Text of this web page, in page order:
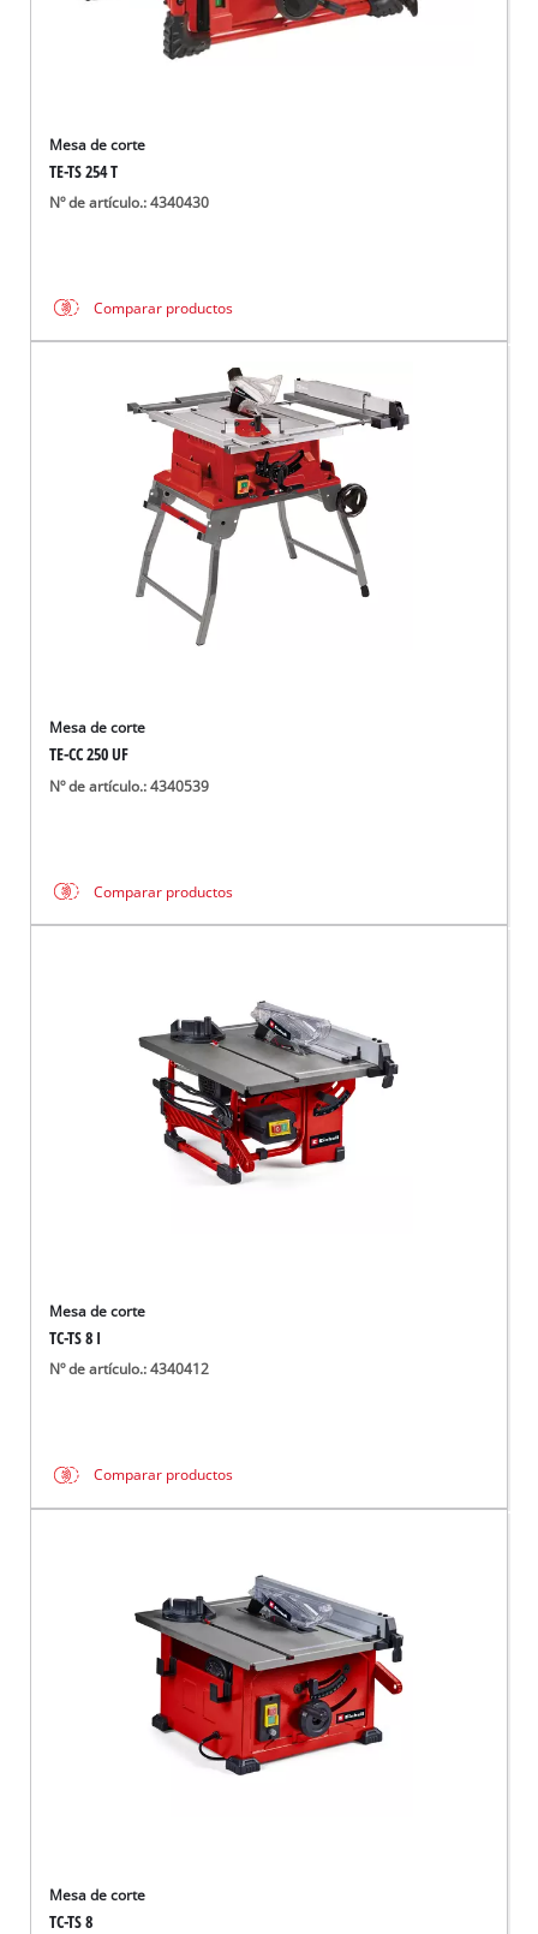
Mesa de corte
TE-TS 254 T
Nº de artículo.: 4340430
Comparar productos
Mesa de corte
TE-CC 250 UF
Nº de artículo.: 4340539
Comparar productos
Mesa de corte
TC-TS 8 I
Nº de artículo.: 4340412
Comparar productos
Mesa de corte
TC-TS 8